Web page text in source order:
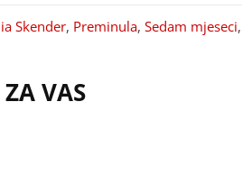
Skender, Preminula,Sedam mjeseci,
VAS